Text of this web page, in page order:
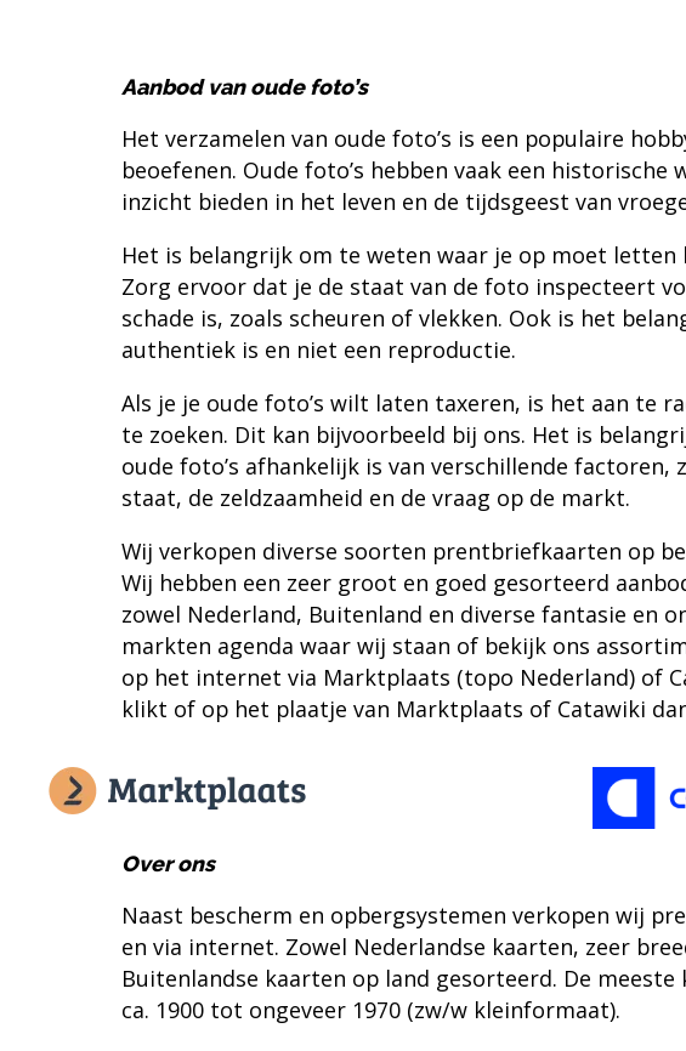
Aanbod van oude foto’s
Het verzamelen van oude foto’s is een populaire
beoefenen. Oude foto’s hebben vaak een historische
inzicht bieden in het leven en de tijdsgeest van
Het is belangrijk om te weten waar je op moet letten
Zorg ervoor dat je de staat van de foto inspecteert
schade is, zoals scheuren of vlekken. Ook is het
authentiek is en niet een reproductie.
Als je je oude foto’s wilt laten taxeren, is het aan te
te zoeken. Dit kan bijvoorbeeld bij ons. Het is
oude foto’s afhankelijk is van verschillende
staat, de zeldzaamheid en de vraag op de markt.
Wij verkopen diverse soorten prentbriefkaarten op
Wij hebben een zeer groot en goed gesorteerd
zowel Nederland, Buitenland en diverse fantasie en
markten agenda waar wij staan of bekijk ons
op het internet via Marktplaats (topo Nederland) of
klikt of op het plaatje van Marktplaats of Catawiki
Over ons
Naast bescherm en opbergsystemen verkopen wij
en via internet. Zowel Nederlandse kaarten, zeer
Buitenlandse kaarten op land gesorteerd. De
ca. 1900 tot ongeveer 1970 (zw/w kleinformaat).